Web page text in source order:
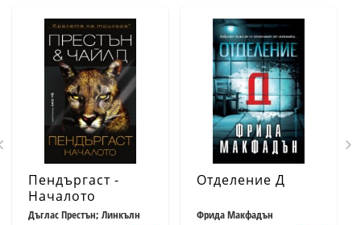
Пендъргаст -
Началото
Дъглас Престън; Линкълн
Отделение Д
Фрида Макфадън